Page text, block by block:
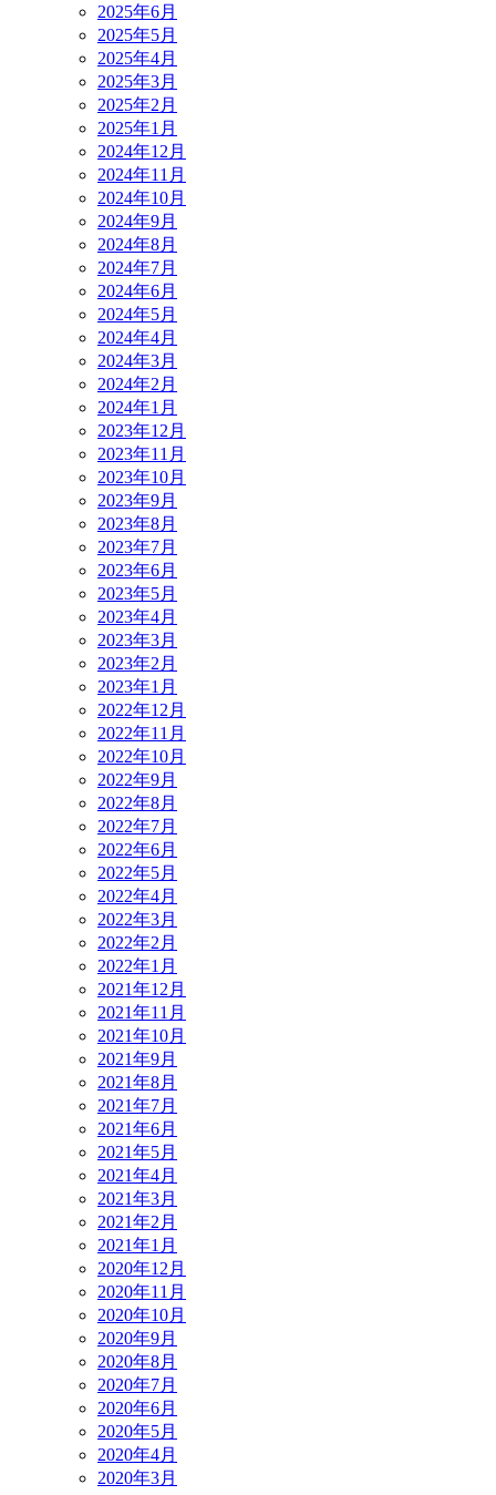
2025年6月
2025年5月
2025年4月
2025年3月
2025年2月
2025年1月
2024年12月
2024年11月
2024年10月
2024年9月
2024年8月
2024年7月
2024年6月
2024年5月
2024年4月
2024年3月
2024年2月
2024年1月
2023年12月
2023年11月
2023年10月
2023年9月
2023年8月
2023年7月
2023年6月
2023年5月
2023年4月
2023年3月
2023年2月
2023年1月
2022年12月
2022年11月
2022年10月
2022年9月
2022年8月
2022年7月
2022年6月
2022年5月
2022年4月
2022年3月
2022年2月
2022年1月
2021年12月
2021年11月
2021年10月
2021年9月
2021年8月
2021年7月
2021年6月
2021年5月
2021年4月
2021年3月
2021年2月
2021年1月
2020年12月
2020年11月
2020年10月
2020年9月
2020年8月
2020年7月
2020年6月
2020年5月
2020年4月
2020年3月